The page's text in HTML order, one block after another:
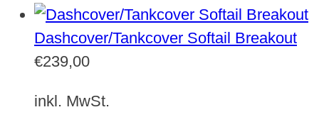
Dashcover/Tankcover Softail Breakout
€239,00
inkl. MwSt.